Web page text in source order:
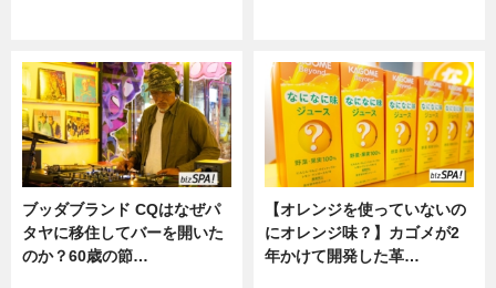
ブッダブランド CQはなぜパ
タヤに移住してバーを開いた
のか？60歳の節…
【オレンジを使っていないの
にオレンジ味？】カゴメが2
年かけて開発した革…